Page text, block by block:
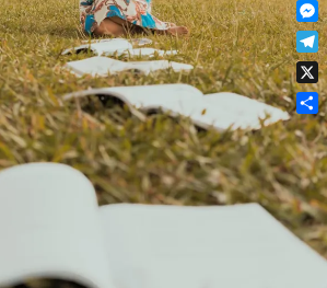
o
k
r
e
s
t
t
s
A
p
p
n
k
e
d
I
n
l
i
p
b
o
a
r
d
M
e
s
s
e
n
g
e
r
T
e
l
e
g
r
a
m
X
S
h
a
r
e